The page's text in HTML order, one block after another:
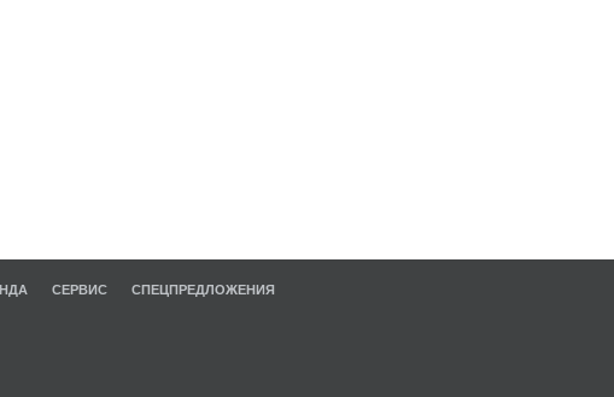
СЕРВИС СПЕЦПРЕДЛОЖЕНИЯ